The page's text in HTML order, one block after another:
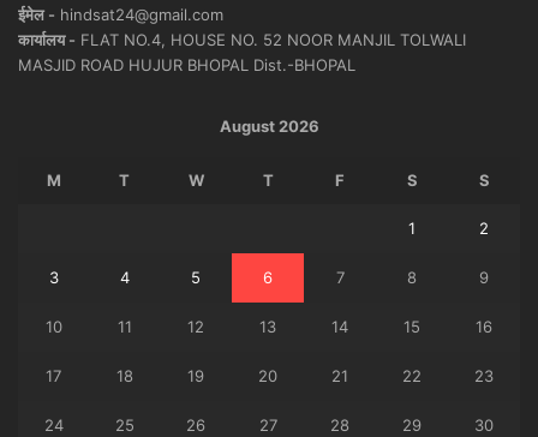
ईमेल - hindsat24@gmail.com
कार्यालय - FLAT NO.4, HOUSE NO. 52 NOOR MANJIL TOLWALI
MASJID ROAD HUJUR BHOPAL Dist.-BHOPAL
August 2026
M T W T F S S
1 2
3 4 5 6 7 8 9
10 11 12 13 14 15 16
17 18 19 20 21 22 23
24 25 26 27 28 29 30